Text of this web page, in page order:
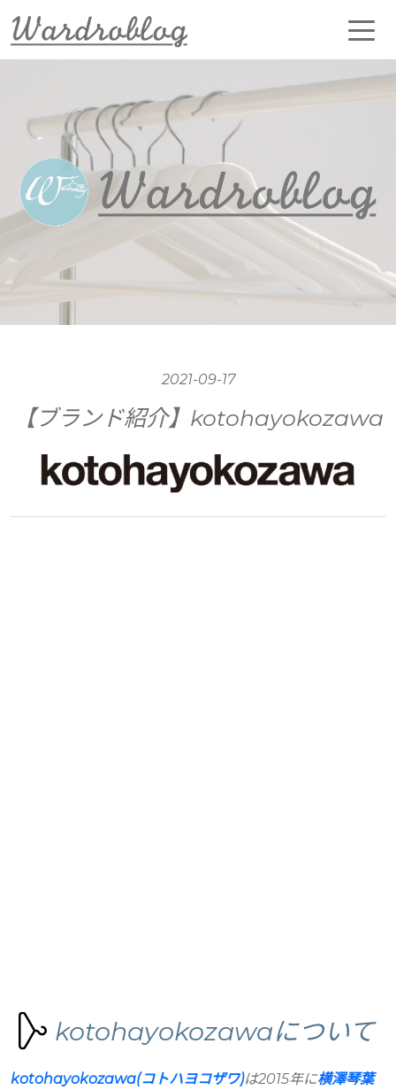
2021-09-17
【ブランド紹介】kotohayokozawa
kotohayokozawaについて
kotohayokozawa(コトハヨコザワ)は2015年に横澤琴葉